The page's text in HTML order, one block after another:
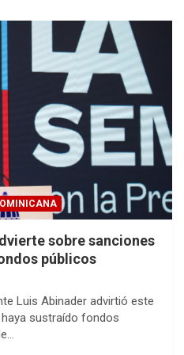
sobre sanciones
públicos
Luis Abinader advirtió este
sustraído fondos